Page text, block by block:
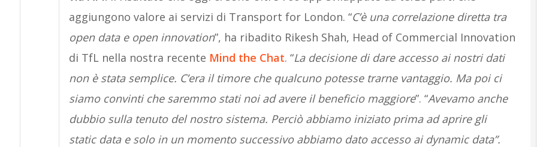
aggiungono valore ai servizi di Transport for London. “C’è una correlazione diretta tra
open data e open innovation”, ha ribadito Rikesh Shah, Head of Commercial Innovation
di TfL nella nostra recente Mind the Chat. “La decisione di dare accesso ai nostri dati
non è stata semplice. C’era il timore che qualcuno potesse trarne vantaggio. Ma poi ci
siamo convinti che saremmo stati noi ad avere il beneficio maggiore”. “Avevamo anche
dubbio sulla tenuto del nostro sistema. Perciò abbiamo iniziato prima ad aprire gli
static data e solo in un momento successivo abbiamo dato accesso ai dynamic data”.